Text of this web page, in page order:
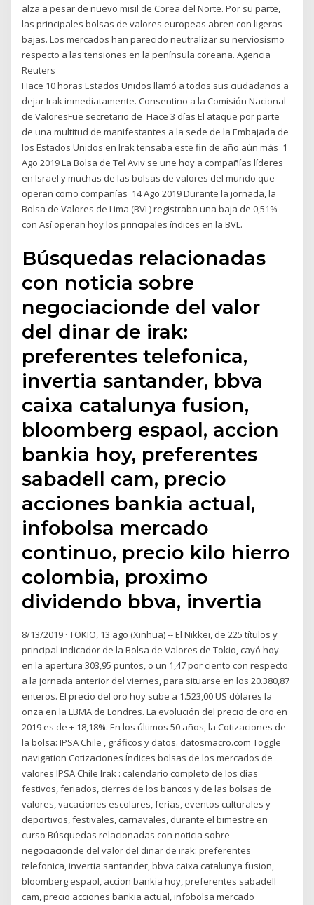
alza a pesar de nuevo misil de Corea del Norte. Por su parte,
las principales bolsas de valores europeas abren con ligeras
bajas. Los mercados han parecido neutralizar su nerviosismo
respecto a las tensiones en la península coreana. Agencia
Reuters
Hace 10 horas Estados Unidos llamó a todos sus ciudadanos a
dejar Irak inmediatamente. Consentino a la Comisión Nacional
de ValoresFue secretario de Hace 3 días El ataque por parte
de una multitud de manifestantes a la sede de la Embajada de
los Estados Unidos en Irak tensaba este fin de año aún más 1
Ago 2019 La Bolsa de Tel Aviv se une hoy a compañías líderes
en Israel y muchas de las bolsas de valores del mundo que
operan como compañías 14 Ago 2019 Durante la jornada, la
Bolsa de Valores de Lima (BVL) registraba una baja de 0,51%
con Así operan hoy los principales índices en la BVL.
Búsquedas relacionadas
con noticia sobre
negociacionde del valor
del dinar de irak:
preferentes telefonica,
invertia santander, bbva
caixa catalunya fusion,
bloomberg espaol, accion
bankia hoy, preferentes
sabadell cam, precio
acciones bankia actual,
infobolsa mercado
continuo, precio kilo hierro
colombia, proximo
dividendo bbva, invertia
8/13/2019 · TOKIO, 13 ago (Xinhua) -- El Nikkei, de 225 títulos y
principal indicador de la Bolsa de Valores de Tokio, cayó hoy
en la apertura 303,95 puntos, o un 1,47 por ciento con respecto
a la jornada anterior del viernes, para situarse en los 20.380,87
enteros. El precio del oro hoy sube a 1.523,00 US dólares la
onza en la LBMA de Londres. La evolución del precio de oro en
2019 es de + 18,18%. En los últimos 50 años, la Cotizaciones de
la bolsa: IPSA Chile , gráficos y datos. datosmacro.com Toggle
navigation Cotizaciones Índices bolsas de los mercados de
valores IPSA Chile Irak : calendario completo de los días
festivos, feriados, cierres de los bancos y de las bolsas de
valores, vacaciones escolares, ferias, eventos culturales y
deportivos, festivales, carnavales, durante el bimestre en
curso Búsquedas relacionadas con noticia sobre
negociacionde del valor del dinar de irak: preferentes
telefonica, invertia santander, bbva caixa catalunya fusion,
bloomberg espaol, accion bankia hoy, preferentes sabadell
cam, precio acciones bankia actual, infobolsa mercado